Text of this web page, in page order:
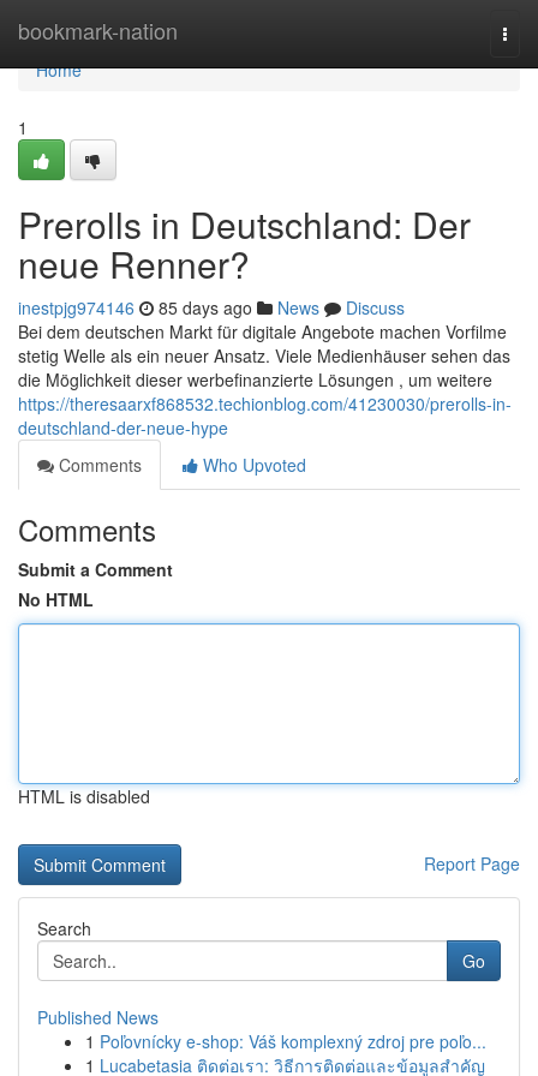
bookmark-nation
Home
Home
1
Prerolls in Deutschland: Der
neue Renner?
inestpjg974146 85 days ago News
Discuss
Bei dem deutschen Markt für digitale Angebote machen Vorfilme
stetig Welle als ein neuer Ansatz. Viele Medienhäuser sehen das
die Möglichkeit dieser werbefinanzierte Lösungen , um weitere
https://theresaarxf868532.techionblog.com/41230030/prerolls-in-
deutschland-der-neue-hype
Comments
Who Upvoted
Comments
Submit a Comment
No HTML
HTML is disabled
Report Page
Search
Go
Published News
1 Poľovnícky e-shop: Váš komplexný zdroj pre poľo...
1 Lucabetasia ติดต่อเรา: วิธีการติดต่อและข้อมูลสำคัญ